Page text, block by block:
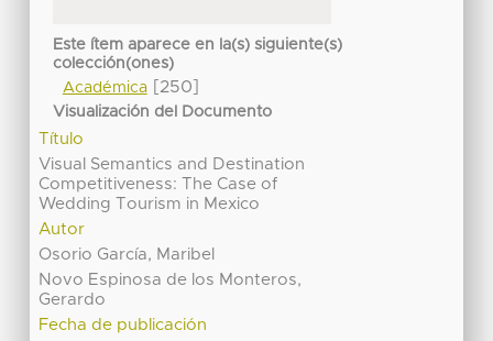
Este ítem aparece en la(s) siguiente(s)
colección(ones)
Académica[250]
Visualización del Documento
Título
Visual Semantics and Destination
Competitiveness: The Case of
Wedding Tourism in Mexico
Autor
Osorio García, Maribel
Novo Espinosa de los Monteros,
Gerardo
Fecha de publicación